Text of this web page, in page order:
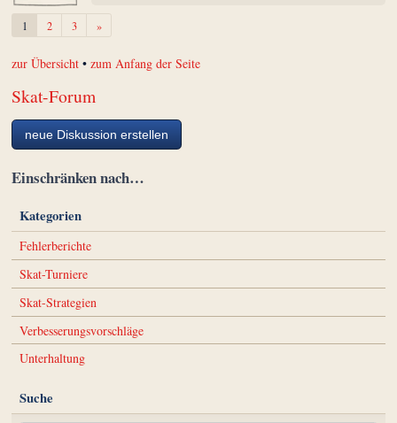
1 2 3 »Weiter
zur Übersicht •zum Anfang der Seite
Skat-Forum
neue Diskussion erstellen
Einschränken nach…
Kategorien
Fehlerberichte
Skat-Turniere
Skat-Strategien
Verbesserungsvorschläge
Unterhaltung
Suche